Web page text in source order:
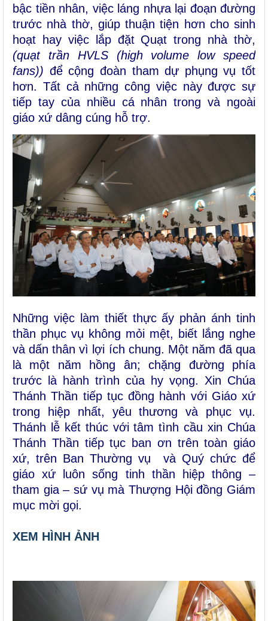
bậc tiền nhân, việc láng nhựa lại đoạn đường
trước nhà thờ, giúp thuận tiện hơn cho sinh
hoạt hay việc lắp đặt Quạt trong nhà thờ,
(quạt trần HVLS (high volume low speed
fans)) để cộng đoàn tham dự phụng vụ tốt
hơn. Tất cả những công việc này được sự
tiếp tay của nhiều cá nhân trong và ngoài
giáo xứ dâng cúng hỗ trợ.
Những việc làm thiết thực ấy phản ánh tinh
thần phục vụ không mỏi mệt, biết lắng nghe
và dấn thân vì lợi ích chung. Một năm đã qua
là một năm hồng ân; chặng đường phía
trước là hành trình của hy vọng. Xin Chúa
Thánh Thần tiếp tục đồng hành với Giáo xứ
trong hiệp nhất, yêu thương và phục vụ.
Thánh lễ kết thúc với tâm tình cầu xin Chúa
Thánh Thần tiếp tục ban ơn trên toàn giáo
xứ, trên Ban Thường vụ và Quý chức để
giáo xứ luôn sống tinh thần hiệp thông –
tham gia – sứ vụ mà Thượng Hội đồng Giám
mục mời gọi.
XEM HÌNH ẢNH